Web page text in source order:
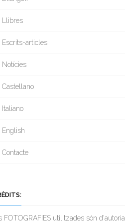
Llibres
Escrits-articles
Notícies
Castellano
Italiano
English
Contacte
FOTOGRAFIES utilitzades són d'autoria